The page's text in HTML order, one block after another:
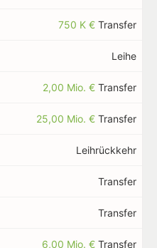
750 K € Transfer
Leihe
2,00 Mio. € Transfer
25,00 Mio. € Transfer
Leihrückkehr
Transfer
Transfer
6,00 Mio. € Transfer